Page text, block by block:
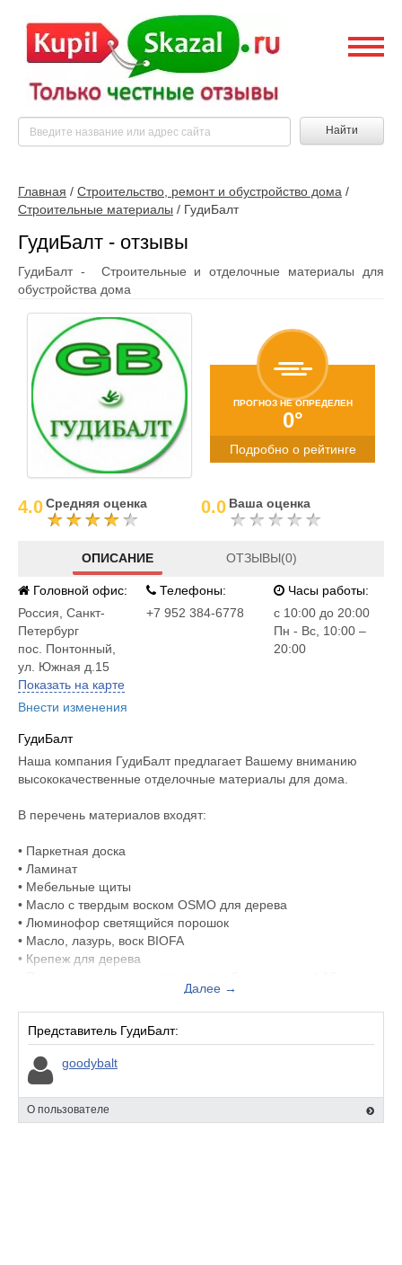
Найти
Главная / Строительство, ремонт и обустройство дома /
Строительные материалы / ГудиБалт
ГудиБалт - отзывы
ГудиБалт - Строительные и отделочные материалы для
обустройства дома
ПРОГНОЗ НЕ ОПРЕДЕЛЕН
0°
Подробно о рейтинге
4.0Средняя оценка 0.0 Ваша оценка
ОПИСАНИЕ ОТЗЫВЫ(0)
Головной офис:
Россия Санкт-
Петербург
пос. Понтонный,
ул. Южная д.15
Показать на карте
Внести изменения
Телефоны:
+7 952 384-6778
Часы работы:
c 10:00 до 20:00
Пн - Вс, 10:00 –
20:00
ГудиБалт
Наша компания ГудиБалт предлагает Вашему вниманию
высококачественные отделочные материалы для дома.
В перечень материалов входят:
• Паркетная доска
• Ламинат
• Мебельные щиты
• Масло с твердым воском OSMO для дерева
• Люминофор светящийся порошок
• Масло, лазурь, воск BIOFA
• Крепеж для дерева
термоАбаши Африканский, Кедр Канадский Красный
Ароматический, Осина, Новозеландская термообработанная
Сосна и Ольха )
• Электрические печи Harvia для саун и бань
Все материалы хранятся в крытом и отапливаемом складе.
Более подробную информацию можно посмотреть на нашем
Далее →
Представитель ГудиБалт:
goodybalt
О пользователе